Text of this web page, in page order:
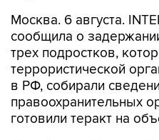
Москва. 6 августа.
сообщила о
трех подростков,
террористической
в РФ, собирали
правоохранительных
готовили теракт на